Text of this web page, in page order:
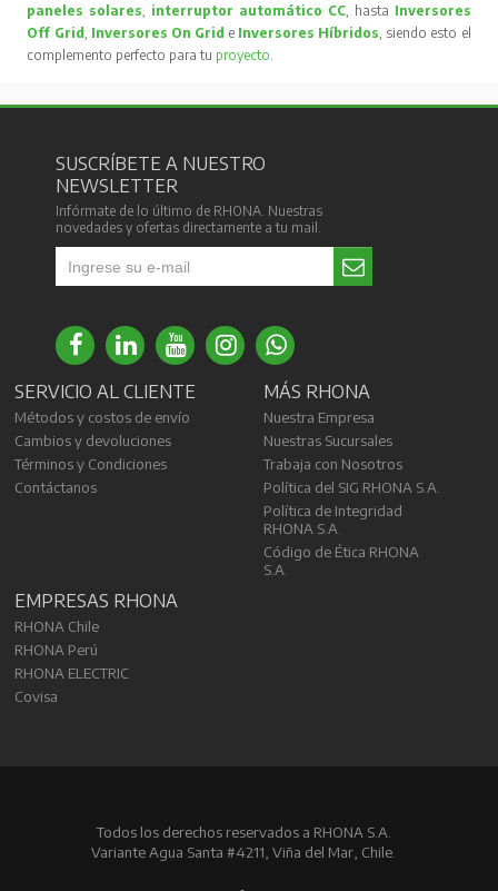
paneles solares
interruptor automático CC, hasta Inversores
Off Grid Inversores On Grid e Inversores Híbridos , siendo esto el
complemento perfecto para tu proyecto
SUSCRÍBETE A NUESTRO
NEWSLETTER
Infórmate de lo último de RHONA. Nuestras
novedades y ofertas directamente a tu mail.
SERVICIO AL CLIENTE
Métodos y costos de envío
Cambios y devoluciones
Términos y Condiciones
Contáctanos
MÁS RHONA
Nuestra Empresa
Nuestras Sucursales
Trabaja con Nosotros
Política del SIG RHONA S.A.
Política de Integridad
RHONA S.A.
Código de Ética RHONA
S.A.
EMPRESAS RHONA
RHONA Chile
RHONA Perú
RHONA ELECTRIC
Covisa
Todos los derechos reservados a RHONA S.A.
Variante Agua Santa #4211, Viña del Mar, Chile.